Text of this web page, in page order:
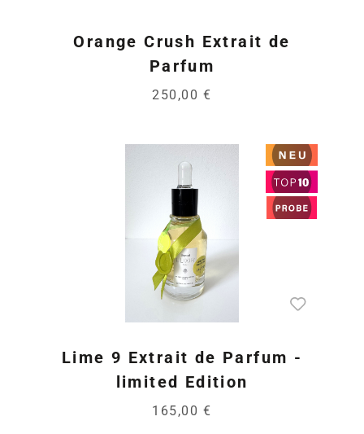
Orange Crush Extrait de
Parfum
250,00 €
Lime 9 Extrait de Parfum -
limited Edition
165,00 €